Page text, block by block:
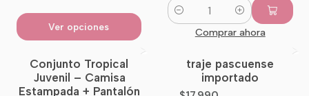
Ver opciones
Cantidad
Comprar ahora
Conjunto Tropical
Juvenil – Camisa
Estampada + Pantalón
-33%OFF
traje pascuense
importado